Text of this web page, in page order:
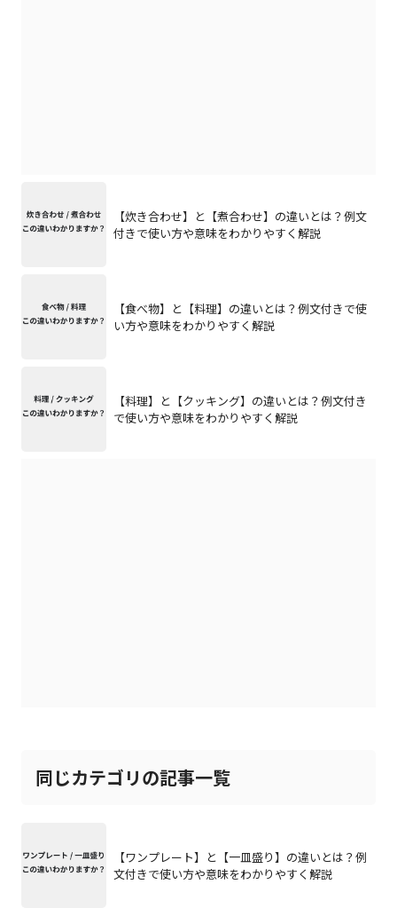
【炊き合わせ】と【煮合わせ】の違いとは？例文
付きで使い方や意味をわかりやすく解説
【食べ物】と【料理】の違いとは？例文付きで使
い方や意味をわかりやすく解説
【料理】と【クッキング】の違いとは？例文付き
で使い方や意味をわかりやすく解説
同じカテゴリの記事一覧
【ワンプレート】と【一皿盛り】の違いとは？例
文付きで使い方や意味をわかりやすく解説